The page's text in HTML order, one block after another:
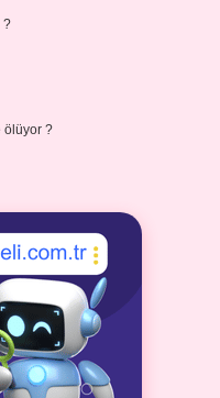
?
ölüyor ?